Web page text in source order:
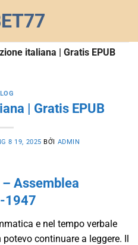
italiana | Gratis EPUB
| Gratis EPUB
8 19, 2025 BỞI ADMIN
Assemblea
1947
e nel tempo verbale
continuare a leggere. Il